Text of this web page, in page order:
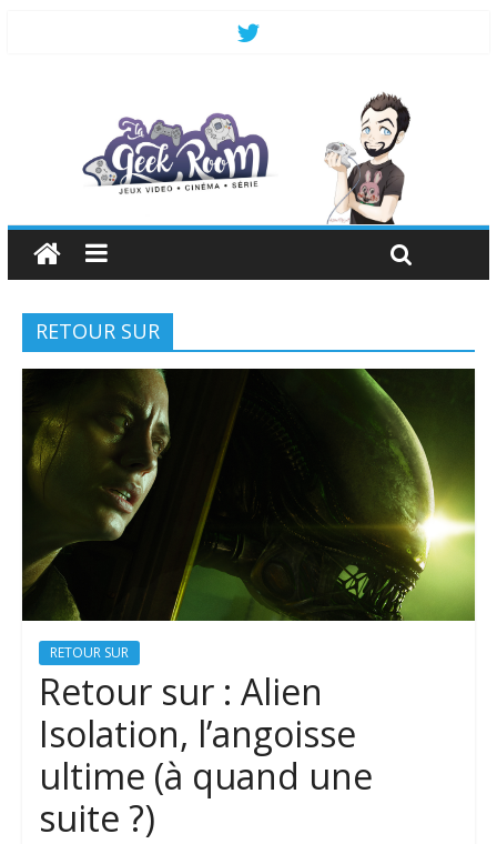
RETOUR SUR
RETOUR SUR
Retour sur : Alien
Isolation, l’angoisse
ultime (à quand une
suite ?)